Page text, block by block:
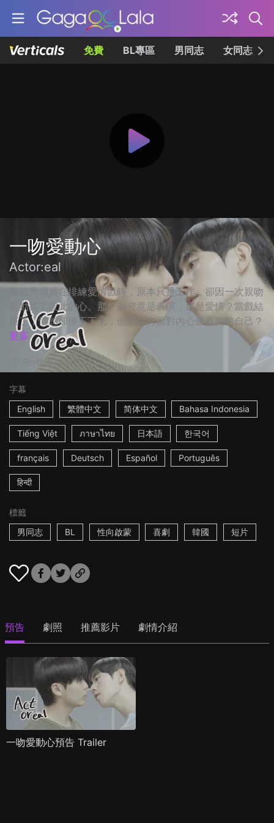
免費 BL專區 男同志 女同志
一吻愛動心
Actor:eal
兩位男演員在排練愛情戲時，原本只是工作，卻因一次親吻
而動搖了彼此的心。那一刻究竟是表演，還是愛情？當戲結
束了，情感卻停不下來，他們如何面對內心最真實的自己？
更多
韓國2024
字幕
English
繁體中文 简体中文 Bahasa Indonesia
Tiếng Việt ภาษาไทย 日本語 한국어
français Deutsch Español Português
हिन्दी
標籤
男同志
BL 性向啟蒙 喜劇 韓國 短片
預告 劇照 推薦影片 劇情介紹
一吻愛動心預告 Trailer